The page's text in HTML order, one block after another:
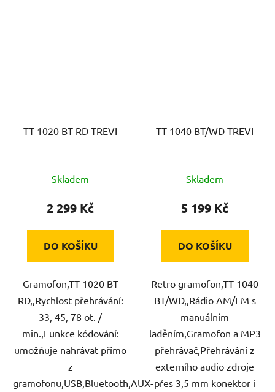
TT 1020 BT RD TREVI
Skladem
2 299 Kč
DO KOŠÍKU
Gramofon,TT 1020 BT
RD,,Rychlost přehrávání:
33, 45, 78 ot. /
min.,Funkce kódování:
umožňuje nahrávat přímo
z
gramofonu,USB,Bluetooth,AUX-
TT 1040 BT/WD TREVI
Skladem
5 199 Kč
DO KOŠÍKU
Retro gramofon,TT 1040
BT/WD,,Rádio AM/FM s
manuálním
laděním,Gramofon a MP3
přehrávač,Přehrávání z
externího audio zdroje
přes 3,5 mm konektor i